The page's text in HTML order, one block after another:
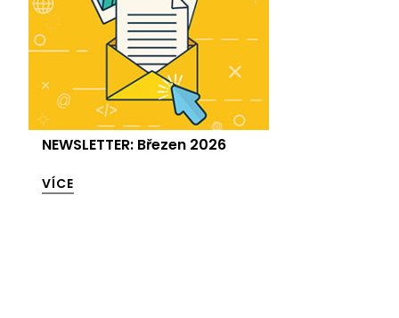
NEWSLETTER: Březen 2026
VÍCE